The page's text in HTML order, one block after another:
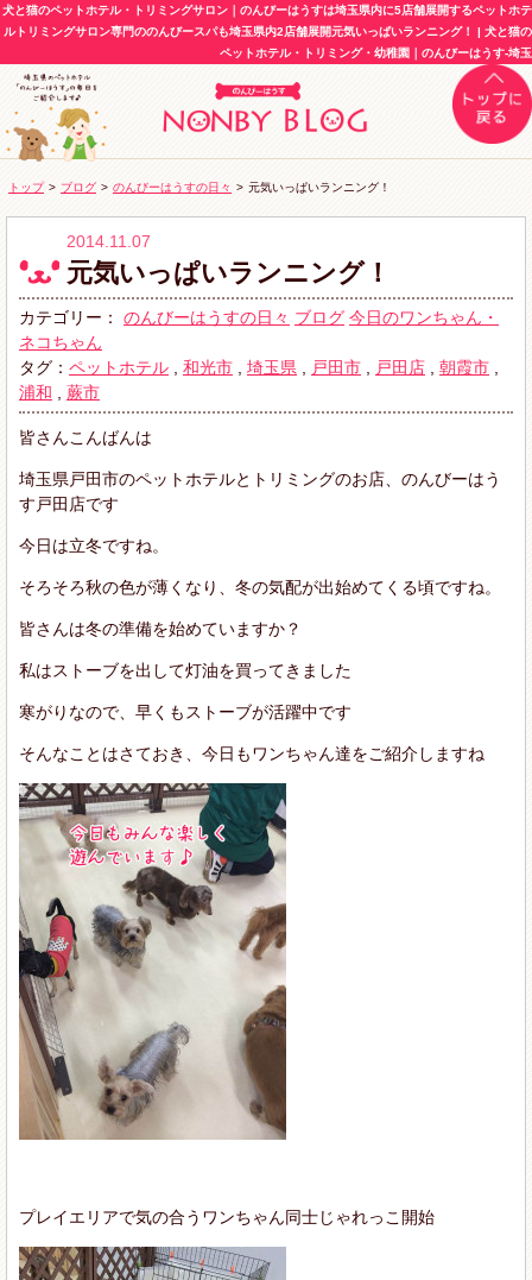
犬と猫のペットホテル・トリミングサロン｜のんびーはうすは埼玉県内に5店舗展開するペットホテ
ルトリミングサロン専門ののんびースパも埼玉県内2店舗展開元気いっぱいランニング！ | 犬と猫の
ペットホテル・トリミング・幼稚園｜のんびーはうす-埼玉
トップ > ブログ > のんびーはうすの日々 > 元気いっぱいランニング！
2014.11.07
元気いっぱいランニング！
カテゴリー： のんびーはうすの日々 ブログ 今日のワンちゃん・
ネコちゃん
タグ： ペットホテル 和光市 埼玉県 戸田市 戸田店 朝霞市
浦和
蕨市
皆さんこんばんは
埼玉県戸田市のペットホテルとトリミングのお店、のんびーはう
す戸田店です
今日は立冬ですね。
そろそろ秋の色が薄くなり、冬の気配が出始めてくる頃ですね。
皆さんは冬の準備を始めていますか？
私はストーブを出して灯油を買ってきました
寒がりなので、早くもストーブが活躍中です
そんなことはさておき、今日もワンちゃん達をご紹介しますね
プレイエリアで気の合うワンちゃん同士じゃれっこ開始